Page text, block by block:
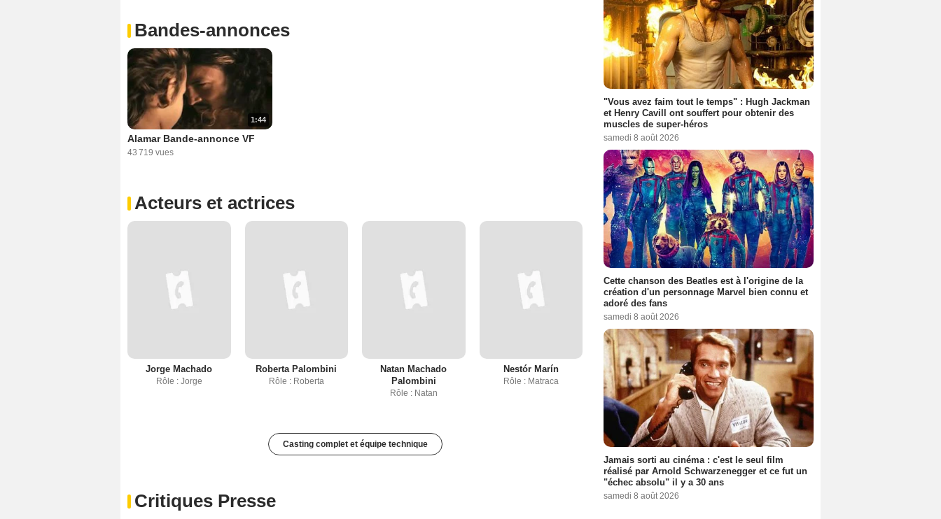
Bandes-annonces
1:44
Alamar Bande-annonce VF
43 719 vues
Acteurs et actrices
Jorge Machado
Rôle : Jorge
Roberta Palombini
Rôle : Roberta
Natan Machado
Palombini
Rôle : Natan
Nestór Marín
Rôle : Matraca
Casting complet et équipe technique
Critiques Presse
"Vous avez faim tout le temps" : Hugh Jackman
et Henry Cavill ont souffert pour obtenir des
muscles de super-héros
samedi 8 août 2026
Cette chanson des Beatles est à l'origine de la
création d'un personnage Marvel bien connu et
adoré des fans
samedi 8 août 2026
Jamais sorti au cinéma : c'est le seul film
réalisé par Arnold Schwarzenegger et ce fut un
"échec absolu" il y a 30 ans
samedi 8 août 2026